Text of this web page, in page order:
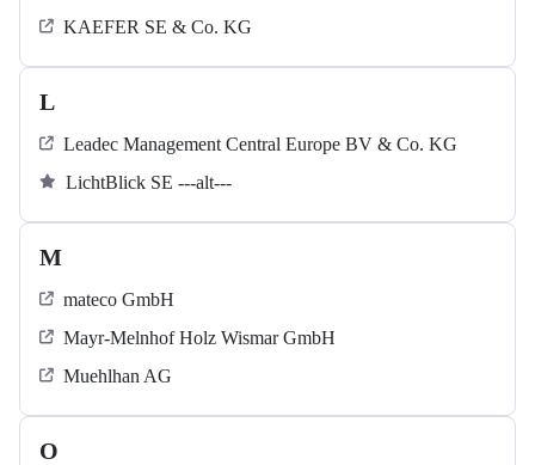
KAEFER SE & Co. KG
L
Leadec Management Central Europe BV & Co. KG
LichtBlick SE ---alt---
M
mateco GmbH
Mayr-Melnhof Holz Wismar GmbH
Muehlhan AG
O